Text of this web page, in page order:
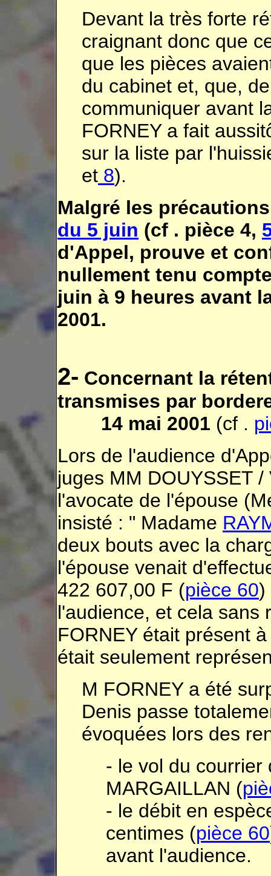
Devant la très forte
craignant donc que
que les pièces
du cabinet et, que,
communiquer avant
FORNEY a fait
sur la liste par
et 8).
Malgré les
du 5 juin (cf . pièce 4,
d'Appel, prouve et
nullement tenu
juin à 9 heures avant
2001.
2- Concernant la
transmises par
14 mai 2001 (cf .
Lors de l'audience
juges MM DOUYSSET
l'avocate de l'épouse
insisté : " Madame
deux bouts avec la
l'épouse venait
422 607,00 F (pièce 60)
l'audience, et cela sans
FORNEY était présent
était seulement
M FORNEY a été
Denis passe
évoquées lors des
- le vol du courrier
MARGAILLAN (
- le débit en
centimes (pièce 60
avant l'audience.